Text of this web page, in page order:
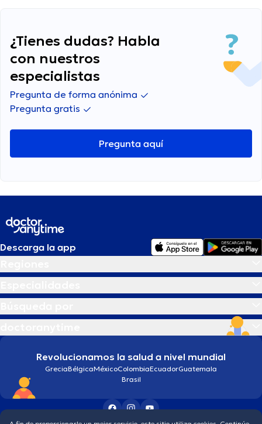
¿Tienes dudas? Habla
con nuestros
especialistas
Pregunta de forma anónima
Pregunta gratis
Pregunta aquí
Descarga la app
Revolucionamos la salud a nivel mundial
GreciaBélgicaMéxicoColombiaEcuadorGuatemala
Brasil